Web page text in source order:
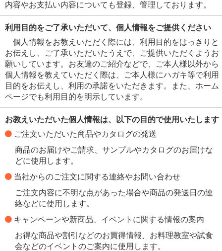
内容やお支払い内容についても登録、管理しております。
利用目的をご了承いただいて、個人情報をご提供ください
個人情報をお教えいただく際には、利用目的をはっきりと
お伝えし、ご了承いただいたうえで、ご提供いただくようお
願いしています。お友達のご紹介などで、ご本人様以外から
個人情報を教えていただく際は、ご本人様にハガキ等で利用
目的をお伝えし、利用の承諾をいただきます。また、ホーム
ページでも利用目的を明示しています。
お教えいただいた個人情報は、以下の目的で使用いたします
ご注文いただいた商品やカタログの発送
商品のお届けやご請求、サンプルやカタログのお届けな
どに使用します。
当社からのご注文に関する連絡やお問い合わせ
ご注文内容に不明な点があった場合や商品の発送日の連
絡などに使用します。
キャンペーンや新商品、イベントに関する情報の案内
お得な商品や割引などのお買得情報、お料理教室や試食
会などのイベントのご案内に使用します。